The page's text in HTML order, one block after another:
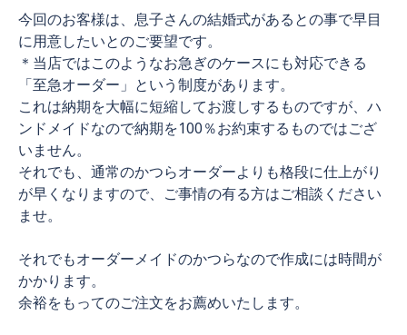
今回のお客様は、息子さんの結婚式があるとの事で早目
に用意したいとのご要望です。
＊当店ではこのようなお急ぎのケースにも対応できる
「至急オーダー」という制度があります。
これは納期を大幅に短縮してお渡しするものですが、ハ
ンドメイドなので納期を100％お約束するものではござ
いません。
それでも、通常のかつらオーダーよりも格段に仕上がり
が早くなりますので、ご事情の有る方はご相談ください
ませ。
それでもオーダーメイドのかつらなので作成には時間が
かかります。
余裕をもってのご注文をお薦めいたします。